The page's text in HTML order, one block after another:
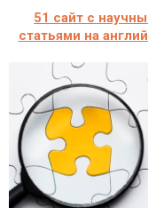
51 сайт с
статьями на